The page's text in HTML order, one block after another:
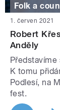
Folk a
1. červen 2021
Robert
Anděly
Představíme
K tomu
Podlesí, na
fest.